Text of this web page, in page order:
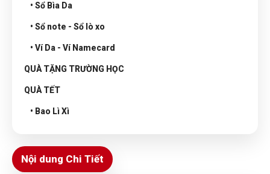
• Sổ Bìa Da
• Sổ note - Sổ lò xo
• Ví Da - Ví Namecard
QUÀ TẶNG TRƯỜNG HỌC
QUÀ TẾT
• Bao Lì Xì
Nội dung Chi Tiết